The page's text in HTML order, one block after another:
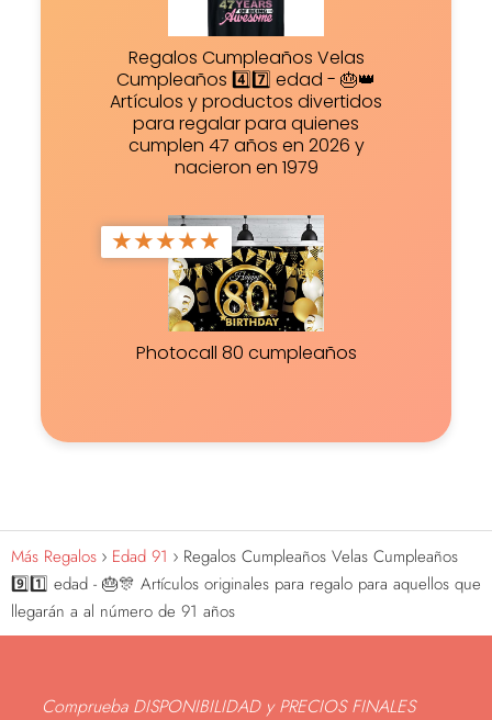
Regalos Cumpleaños Velas
Cumpleaños 4️⃣7️⃣ edad - 🎂👑
Artículos y productos divertidos
para regalar para quienes
cumplen 47 años en 2026 y
nacieron en 1979
★★★★★
Photocall 80 cumpleaños
Más Regalos Edad 91
Regalos Cumpleaños Velas Cumpleaños
9️⃣1️⃣ edad - 🎂🎊 Artículos originales para regalo para aquellos que
llegarán a al número de 91 años
Comprueba DISPONIBILIDAD y PRECIOS FINALES